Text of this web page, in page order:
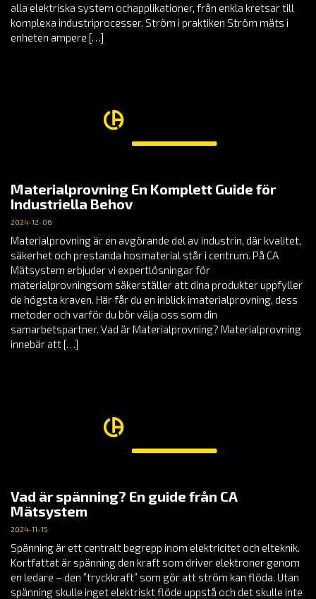
alla elektriska system ochapplikationer, från enkla kretsar till
komplexa industriprocesser. Ström i praktiken Ström mäts i
enheten ampere […]
Materialprovning En Komplett Guide för
Industriella Behov
2024-12-06
Materialprovning är en avgörande del av industrin, där kvalitet,
säkerhet och prestanda hosmaterial står i centrum. På CA
Mätsystem erbjuder vi expertlösningar för
materialprovningsom säkerställer att dina produkter uppfyller
de högsta kraven. Här får du en inblick imaterialprovning, dess
metoder och varför du bör välja oss som din
samarbetspartner. Vad är Materialprovning? Materialprovning
innebär att […]
Vad är spänning? En guide från CA
Mätsystem
2024-11-15
Spänning är ett centralt begrepp inom elektricitet och elteknik.
Kortfattat är spänning den kraft som driver elektroner genom
en ledare – den ”tryckkraft” som gör att ström kan flöda. Utan
spänning skulle inget elektriskt flöde uppstå och det skulle inte